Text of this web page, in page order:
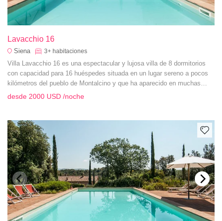
Lavacchio 16
Siena 3+ habitaciones
Villa Lavacchio 16 es una espectacular y lujosa villa de 8 dormitorios
con capacidad para 16 huéspedes situada en un lugar sereno a pocos
kilómetros del pueblo de Montalcino y que ha aparecido en muchas
revistas de diseño de interiores.
desde 2000 USD /noche